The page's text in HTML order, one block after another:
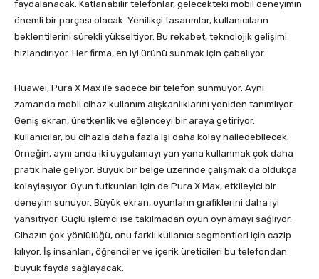
faydalanacak. Katlanabilir telefonlar, gelecekteki mobil deneyimin
önemli bir parçası olacak. Yenilikçi tasarımlar, kullanıcıların
beklentilerini sürekli yükseltiyor. Bu rekabet, teknolojik gelişimi
hızlandırıyor. Her firma, en iyi ürünü sunmak için çabalıyor.
Huawei, Pura X Max ile sadece bir telefon sunmuyor. Aynı
zamanda mobil cihaz kullanım alışkanlıklarını yeniden tanımlıyor.
Geniş ekran, üretkenlik ve eğlenceyi bir araya getiriyor.
Kullanıcılar, bu cihazla daha fazla işi daha kolay halledebilecek.
Örneğin, aynı anda iki uygulamayı yan yana kullanmak çok daha
pratik hale geliyor. Büyük bir belge üzerinde çalışmak da oldukça
kolaylaşıyor. Oyun tutkunları için de Pura X Max, etkileyici bir
deneyim sunuyor. Büyük ekran, oyunların grafiklerini daha iyi
yansıtıyor. Güçlü işlemci ise takılmadan oyun oynamayı sağlıyor.
Cihazın çok yönlülüğü, onu farklı kullanıcı segmentleri için cazip
kılıyor. İş insanları, öğrenciler ve içerik üreticileri bu telefondan
büyük fayda sağlayacak.